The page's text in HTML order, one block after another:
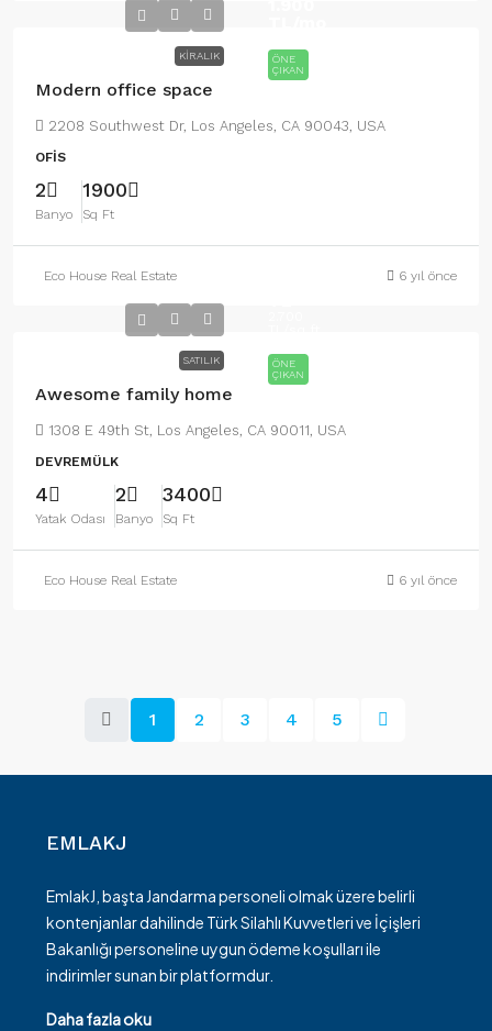
ÖNE
ÇIKAN
KIRALIK
Modern office space
2208 Southwest Dr, Los Angeles, CA 90043, USA
OFIS
2
Banyo
1900
Sq Ft
Eco House Real Estate 6 yıl önce
ÖNE
ÇIKAN
SATILIK
Awesome family home
1308 E 49th St, Los Angeles, CA 90011, USA
DEVREMÜLK
4
Yatak Odası
2
Banyo
3400
Sq Ft
Eco House Real Estate 6 yıl önce
1 2 3 4 5
EMLAKJ
EmlakJ, başta Jandarma personeli olmak üzere belirli
kontenjanlar dahilinde Türk Silahlı Kuvvetleri ve İçişleri
Bakanlığı personeline uygun ödeme koşulları ile
indirimler sunan bir platformdur.
Daha fazla oku